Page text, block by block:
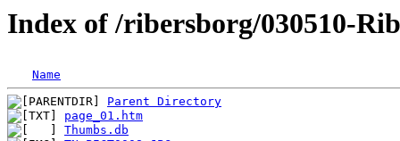
Index of /ribersborg/030510-
Name
Parent Directory
page_01.htm
Thumbs.db